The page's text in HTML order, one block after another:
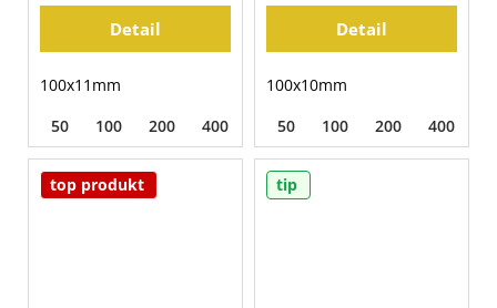
Detail
100x11mm
50
100 200 400 800 1500 3000
Detail
100x10mm
50
100 200 400
top produkt tip